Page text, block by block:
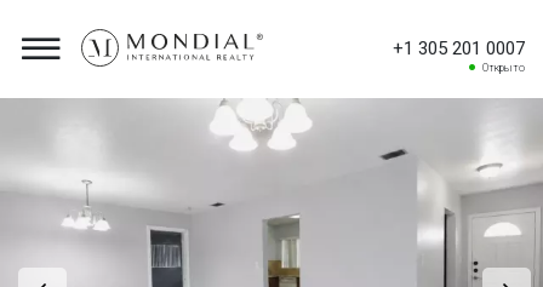
+1 305 201 0007
Открыто